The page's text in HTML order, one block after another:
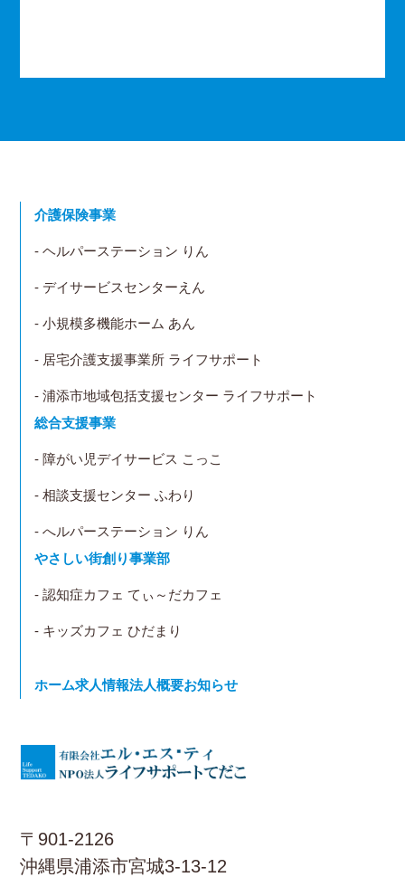
〒901-2126
沖縄県浦添市宮城3-13-12
介護保険事業
- ヘルパーステーション りん
- デイサービスセンターえん
- 小規模多機能ホーム あん
- 居宅介護支援事業所 ライフサポート
- 浦添市地域包括支援センター ライフサポート
総合支援事業
- 障がい児デイサービス こっこ
- 相談支援センター ふわり
- へルパーステーション りん
やさしい街創り事業部
- 認知症カフェ てぃ～だカフェ
- キッズカフェ ひだまり
ホーム求人情報法人概要お知らせ